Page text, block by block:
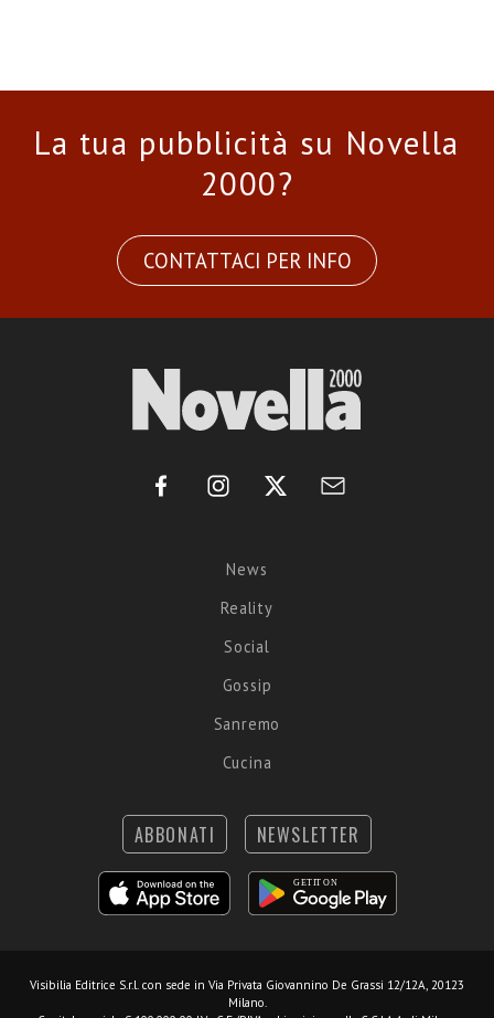
La tua pubblicità su Novella
2000?
CONTATTACI PER INFO
News
Reality
Social
Gossip
Sanremo
Cucina
ABBONATI NEWSLETTER
Visibilia Editrice S.r.l. con sede in Via Privata Giovannino De Grassi 12/12A, 20123
Milano.